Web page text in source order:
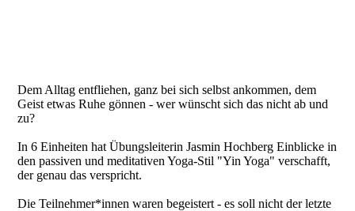
Dem Alltag entfliehen, ganz bei sich selbst ankommen, dem
Geist etwas Ruhe gönnen - wer wünscht sich das nicht ab und
zu?
In 6 Einheiten hat Übungsleiterin Jasmin Hochberg Einblicke in
den passiven und meditativen Yoga-Stil "Yin Yoga" verschafft,
der genau das verspricht.
Die Teilnehmer*innen waren begeistert - es soll nicht der letzte